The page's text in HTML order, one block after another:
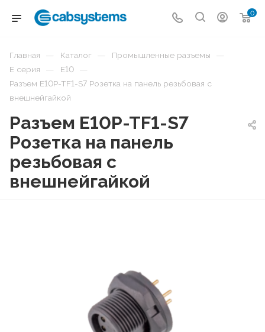
0
Главная — Каталог — Промышленные разъемы —
E серия — E10 —
Разъем E10P-TF1-S7 Розетка на панель резьбовая с
внешнейгайкой
Разъем E10P-TF1-S7
Розетка на панель
резьбовая с
внешнейгайкой